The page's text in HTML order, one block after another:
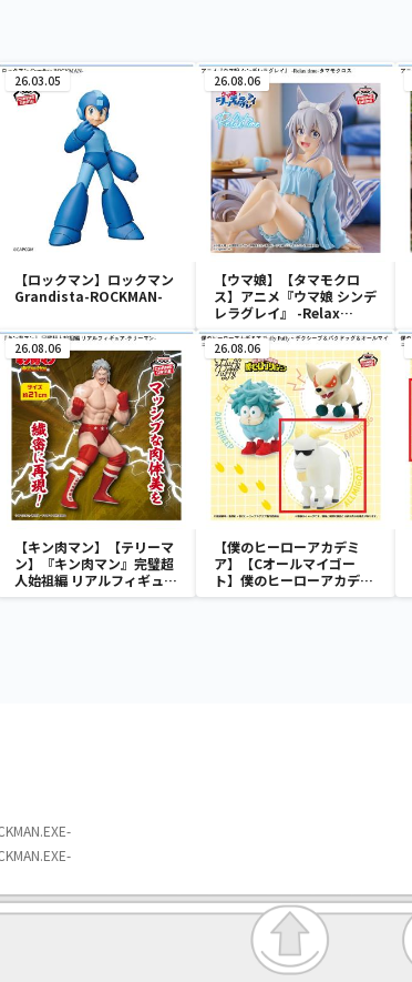
26.03.05
【ロックマン】ロックマン
Grandista-ROCKMAN-
26.08.06
【ウマ娘】【タマモクロ
ス】アニメ『ウマ娘 シンデ
レラグレイ』 -Relax
time-タマモクロス
26.08.06
【キン肉マン】【テリーマ
ン】『キン肉マン』完璧超
人始祖編 リアルフィギュ
ア-テリーマン-
26.08.06
【僕のヒーローアカデミ
ア】【Cオールマイゴー
ト】僕のヒーローアカデミ
ア Fluffy Puffy～デクシー